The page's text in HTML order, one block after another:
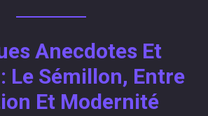
Anecdotes Et
Le Sémillon, Entre
Et Modernité